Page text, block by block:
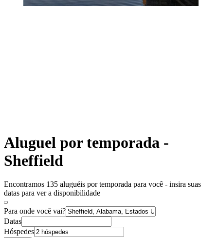
Aluguel por temporada -
Sheffield
Encontramos 135 aluguéis por temporada para você - insira suas
datas para ver a disponibilidade
Para onde você vai?
Datas
Hóspedes